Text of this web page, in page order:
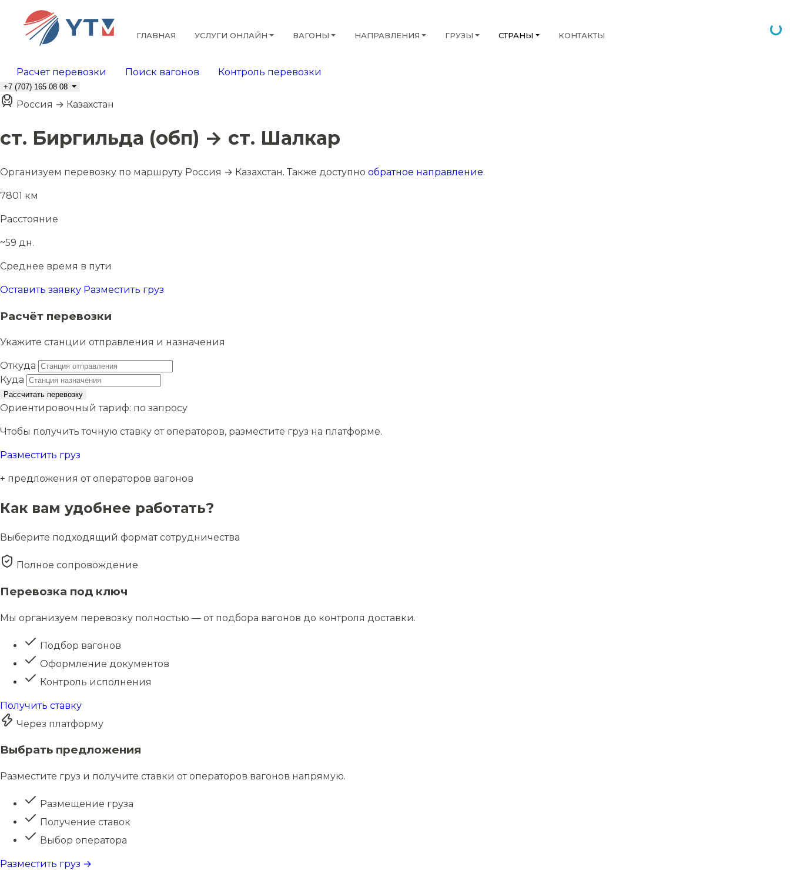
ГЛАВНАЯ УСЛУГИ ОНЛАЙН ВАГОНЫ НАПРАВЛЕНИЯ ГРУЗЫ СТРАНЫ КОНТАКТЫ
Расчет перевозки Поиск вагонов Контроль перевозки
+7 (707) 165 08 08
Россия → Казахстан
ст. Биргильда (обп) → ст. Шалкар
Организуем перевозку по маршруту Россия → Казахстан. Также доступно обратное направление.
7801 км
Расстояние
~59 дн.
Среднее время в пути
Оставить заявку Разместить груз
Расчёт перевозки
Укажите станции отправления и назначения
Откуда
Куда
Рассчитать перевозку
Ориентировочный тариф: по запросу
Чтобы получить точную ставку от операторов, разместите груз на платформе.
Разместить груз
+ предложения от операторов вагонов
Как вам удобнее работать?
Выберите подходящий формат сотрудничества
Полное сопровождение
Перевозка под ключ
Мы организуем перевозку полностью — от подбора вагонов до контроля доставки.
Подбор вагонов
Оформление документов
Контроль исполнения
Получить ставку
Через платформу
Выбрать предложения
Разместите груз и получите ставки от операторов вагонов напрямую.
Размещение груза
Получение ставок
Выбор оператора
Разместить груз →